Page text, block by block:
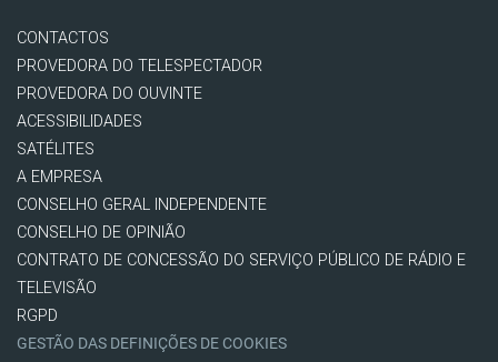
CONTACTOS
PROVEDORA DO TELESPECTADOR
PROVEDORA DO OUVINTE
ACESSIBILIDADES
SATÉLITES
A EMPRESA
CONSELHO GERAL INDEPENDENTE
CONSELHO DE OPINIÃO
CONTRATO DE CONCESSÃO DO SERVIÇO PÚBLICO DE RÁDIO E
TELEVISÃO
RGPD
GESTÃO DAS DEFINIÇÕES DE COOKIES